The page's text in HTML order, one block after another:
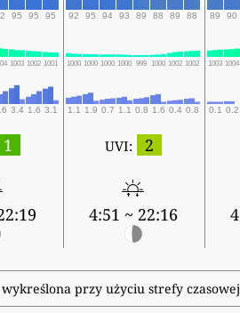
95 95 95 92 95 94 93 89 88 89 88 89 90
1003 1002 1001 1000 1000 1000 1000 999 1000 1002 1002 1003 1004
3.4 1.6 3.1 1.1 1.9 0.7 1.1 0.8 1.6 0.4 0.8 0.1 0.2
1 UVI: 2
4:51 ~ 22:16
przy użyciu strefy